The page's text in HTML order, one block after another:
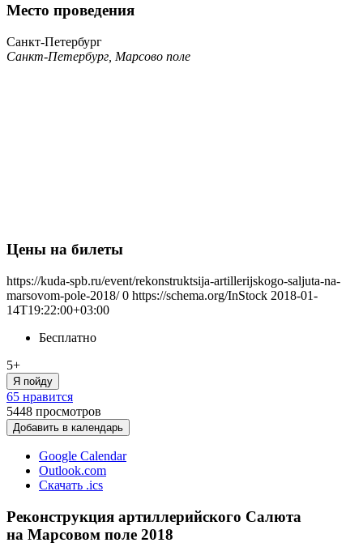
Место проведения
Санкт-Петербург
Санкт-Петербург, Марсово поле
Цены на билеты
https://kuda-spb.ru/event/rekonstruktsija-artillerijskogo-saljuta-na-
marsovom-pole-2018/ 0 https://schema.org/InStock 2018-01-
14T19:22:00+03:00
Бесплатно
5+
Я пойду
65 нравится
5448 просмотров
Добавить в календарь
Google Calendar
Outlook.com
Скачать .ics
Реконструкция артиллерийского Салюта
на Марсовом поле 2018